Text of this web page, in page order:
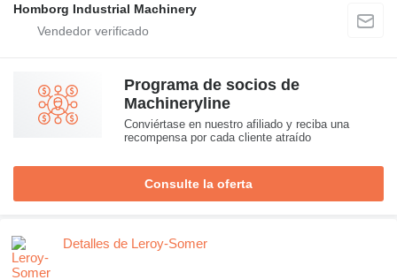
Homborg Industrial Machinery
Programa de socios de
Machineryline
Conviértase en nuestro afiliado y reciba una
recompensa por cada cliente atraído
Consulte la oferta
Detalles de Leroy-Somer